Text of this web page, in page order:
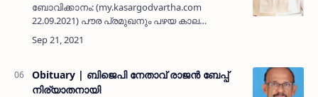
ബോവിക്കാനം: (my.kasargodvartha.com
22.09.2021) പൗര പ്രമുഖനും പഴയ കാല
വ്യാപാരിയുമായിരുന്ന നുസ്രത് നഗറിലെ
എനെപോയ അബ്ദുൽ ഖാദർ (87)
കുടുംബാംഗം …
Obituary | ബിജെപി നേതാവ് രാജന്‍ ബേപ്പ്
നിര്യാതനായി